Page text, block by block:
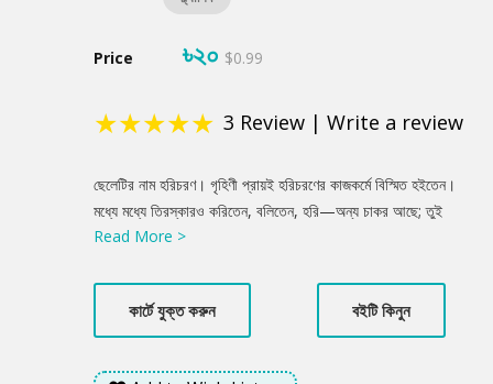
Price ৳২০ $0.99
★★★★★ 3 Review | Write a review
Product
Summery
ছেলেটির নাম হরিচরণ। গৃহিণী প্রায়ই হরিচরণের কাজকর্মে বিস্মিত হইতেন।
মধ্যে মধ্যে তিরস্কারও করিতেন, বলিতেন, হরি—অন্য চাকর আছে; তুই
ছেলেমানুষ, এত খাটিস কেন? হরির দোষের মধ্যে ছিল সে বড় হাসিতে
হবে, আর বসে থেকেই বা কি হবে?
Read More >
কার্টে যুক্ত করুন বইটি কিনুন